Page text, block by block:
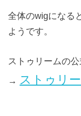
全体のwigになる
ようです。
ストゥリームの
→ ストゥリ